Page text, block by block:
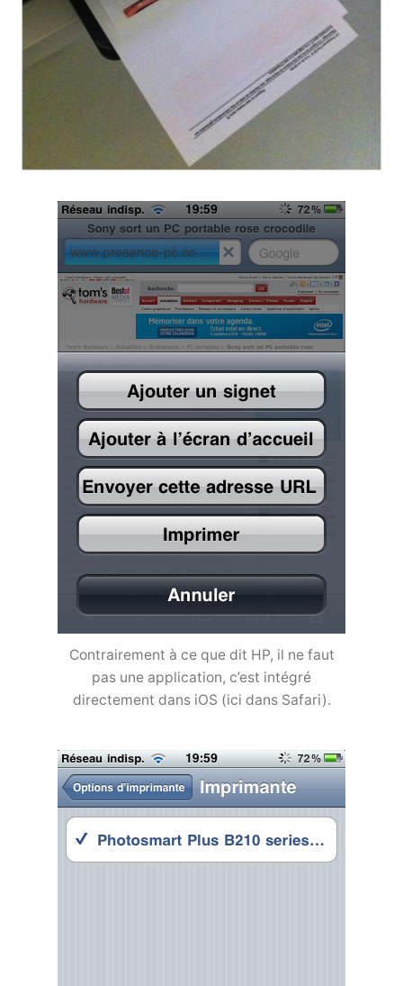
Contrairement à ce que dit HP, il ne faut
pas une application, c’est intégré
directement dans iOS (ici dans Safari).